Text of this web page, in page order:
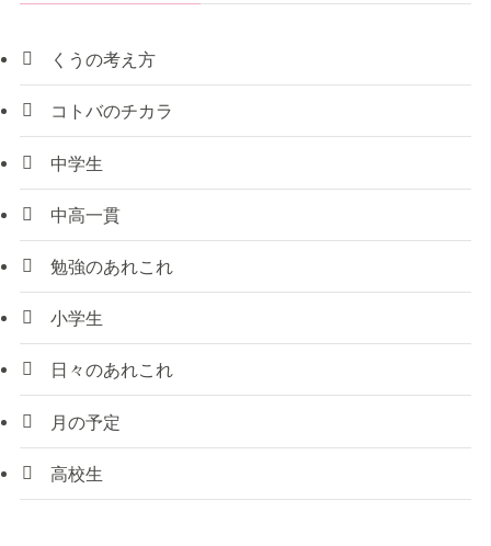
くうの考え方
コトバのチカラ
中学生
中高一貫
勉強のあれこれ
小学生
日々のあれこれ
月の予定
高校生